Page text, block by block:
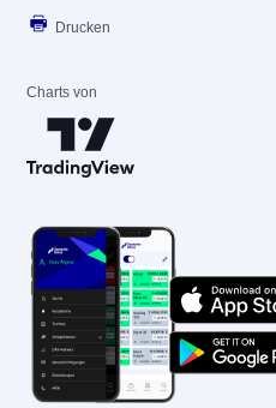
Drucken
Charts von